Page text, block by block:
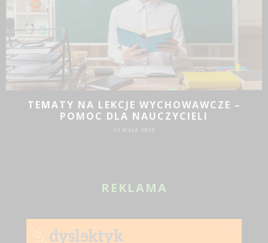
TEMATY NA LEKCJE WYCHOWAWCZE –
POMOC DLA NAUCZYCIELI
12 MAJA 2025
REKLAMA